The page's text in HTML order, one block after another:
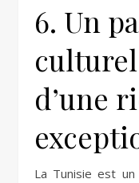
6. Un
d’une
La Tunisie est